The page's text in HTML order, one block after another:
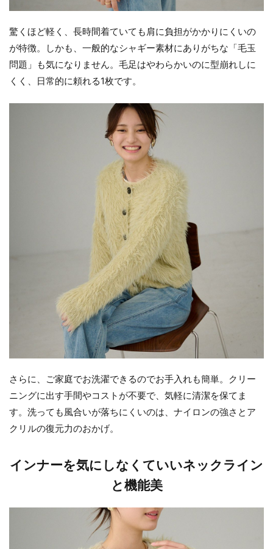
驚くほど軽く、長時間着ていても肩に負担がかかりにくいの
が特徴。しかも、一般的なシャギー素材にありがちな「毛玉
問題」も気になりません。毛足はやわらかいのに型崩れしに
くく、日常的に頼れる1枚です。
さらに、ご家庭でお洗濯できるのでお手入れも簡単。クリー
ニングに出す手間やコストが不要で、気軽に清潔を保てま
す。洗っても風合いが落ちにくいのは、ナイロンの強さとア
クリルの復元力のおかげ。
インナーを気にしなくていいネックライン
と機能美